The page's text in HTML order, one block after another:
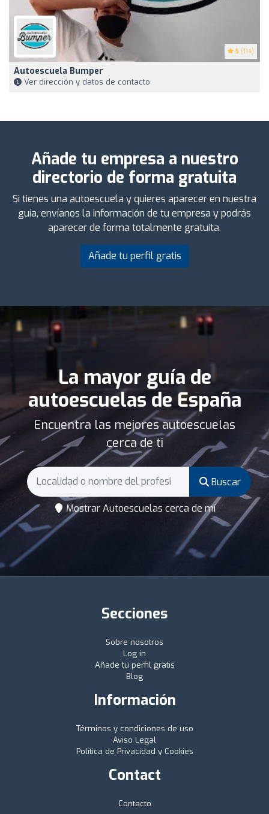
5 (114)
Autoescuela Bumper
Ver dirección y datos de contacto
Añade tu empresa a nuestro
directorio de forma gratuita
Si tienes una autoescuela y quieres aparecer en nuestra
guía, envíanos la información de tu empresa y podrás
aparecer de forma totalmente gratuita.
Añade tu perfil gratis
La mayor guía de
autoescuelas de España
Encuentra las mejores autoescuelas
cerca de ti
Buscar
Mostrar Autoescuelas cerca de mí
Secciones
Sobre nosotros
Log in
Añade tu perfil gratis
Blog
Información
Términos y condiciones de uso
Aviso Legal
Política de Privacidad y Cookies
Contact
Contacto